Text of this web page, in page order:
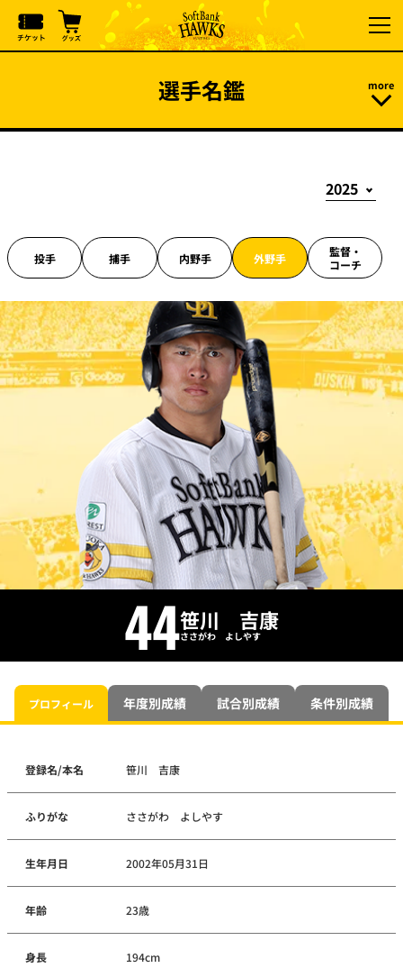
選手名鑑
投手 捕手 内野手 外野手
監督・
コーチ
44笹川 吉康
ささがわ よしやす
プロフィール 年度別成績 試合別成績 条件別成績
登録名/本名 笹川 吉康
ふりがな ささがわ よしやす
生年月日 2002年05月31日
年齢 23歳
身長 194cm